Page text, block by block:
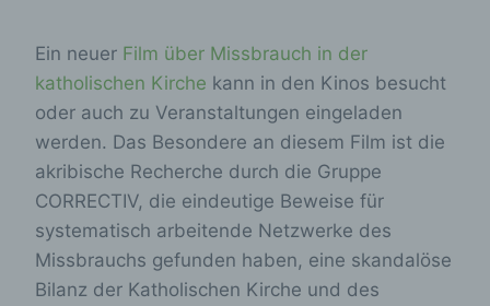
Ein neuer Film über Missbrauch in der
katholischen Kirche kann in den Kinos besucht
oder auch zu Veranstaltungen eingeladen
werden. Das Besondere an diesem Film ist die
akribische Recherche durch die Gruppe
CORRECTIV, die eindeutige Beweise für
systematisch arbeitende Netzwerke des
Missbrauchs gefunden haben, eine skandalöse
Bilanz der Katholischen Kirche und des